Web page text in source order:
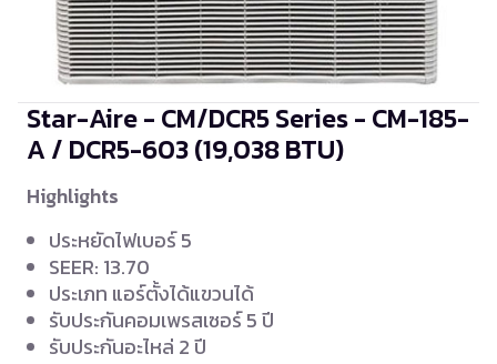
Star-Aire - CM/DCR5 Series - CM-185-
A / DCR5-603(19,038 BTU)
Highlights
ประหยัดไฟเบอร์ 5
SEER: 13.70
ประเภท แอร์ตั้งได้แขวนได้
รับประกันคอมเพรสเซอร์ 5 ปี
รับประกันอะไหล่ 2 ปี